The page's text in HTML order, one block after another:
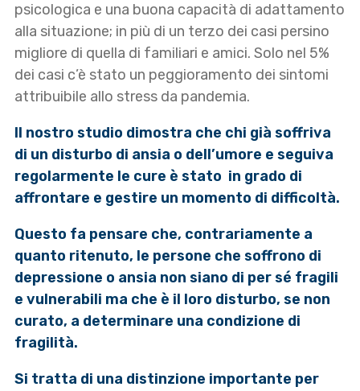
psicologica e una buona capacità di adattamento
alla situazione; in più di un terzo dei casi persino
migliore di quella di familiari e amici. Solo nel 5%
dei casi c’è stato un peggioramento dei sintomi
attribuibile allo stress da pandemia.
Il nostro studio dimostra che chi già soffriva
di un disturbo di ansia o dell’umore e seguiva
regolarmente le cure è stato in grado di
affrontare e gestire un momento di difficoltà.
Questo fa pensare che, contrariamente a
quanto ritenuto, le persone che soffrono di
depressione o ansia non siano di per sé fragili
e vulnerabili ma che è il loro disturbo, se non
curato, a determinare una condizione di
fragilità.
Si tratta di una distinzione importante per